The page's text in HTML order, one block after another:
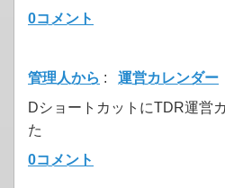
0コメント
管理人から :
運営カレンダー
DショートカットにTDR運営
た
0コメント